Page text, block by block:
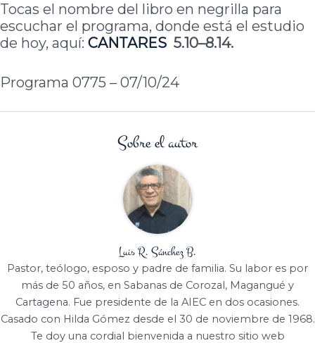
Tocas el nombre del libro en negrilla para
escuchar el programa, donde está el estudio
de hoy, aquí: CANTARES 5.10–8.14.
Programa 0775 – 07/10/24
Sobre el autor
Luis R. Sánchez B.
Pastor, teólogo, esposo y padre de familia. Su labor es por
más de 50 años, en Sabanas de Corozal, Magangué y
Cartagena. Fue presidente de la AIEC en dos ocasiones.
Casado con Hilda Gómez desde el 30 de noviembre de 1968.
Te doy una cordial bienvenida a nuestro sitio web